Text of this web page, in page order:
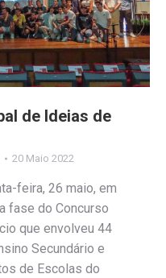
de Ideias de
20 Maio 2022
feira, 26 maio, em
fase do Concurso
que envolveu 44
Secundário e
de Escolas do